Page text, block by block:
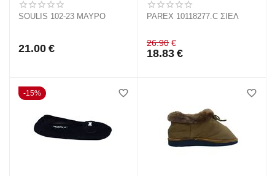
SOULIS 102-23 ΜΑΥΡΟ
21.00 €
PAREX 10118277.C ΣΙΕΛ
26.90 €
18.83 €
15%